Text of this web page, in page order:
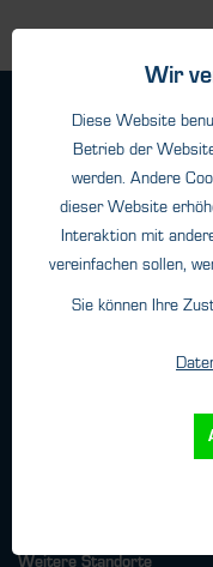
Geschäftsbedingungen
Haftungsangaben
Datenschutz
Kontakt
Weitere Standorte
Wir
Diese Website
Betrieb der
werden. Andere
dieser Website
Interaktion mit
vereinfachen sollen,
Sie können Ihre